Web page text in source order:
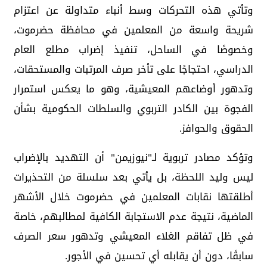
وتأتي هذه التحركات وسط أنباء متداولة عن اعتزام
شريحة واسعة من المعلمين في محافظة حضرموت،
وخصوصًا في الساحل، تنفيذ إضراب مطلع العام
الدراسي، احتجاجًا على تأخر صرف المرتبات والمستحقات،
وتدهور أوضاعهم المعيشية، وهو ما يعكس استمرار
الفجوة بين الكادر التربوي والسلطات الحكومية بشأن
الحقوق والحوافز.
وتؤكد مصادر تربوية لـ"نيوزيمن" أن التهديد بالإضراب
ليس وليد اللحظة، بل يأتي بعد سلسلة من التحذيرات
أطلقتها نقابات المعلمين في حضرموت خلال الأشهر
الماضية، نتيجة عدم الاستجابة الكافية لمطالبهم، خاصة
في ظل تفاقم الغلاء المعيشي وتدهور سعر الصرف
سابقًا، دون أن يقابله أي تحسين في الأجور.